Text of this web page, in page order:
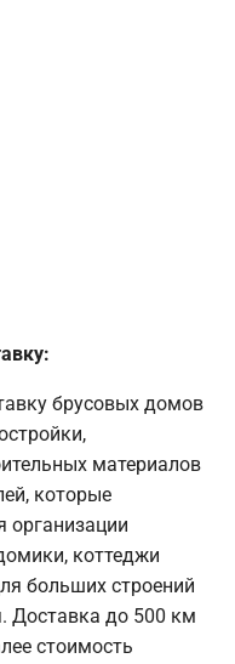
брусовых домов
материалов
которые
организации
коттеджи
больших строений
Доставка до 500 км
стоимость